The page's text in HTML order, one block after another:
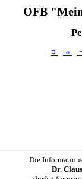
OFB
¤ «
Die
Dr.